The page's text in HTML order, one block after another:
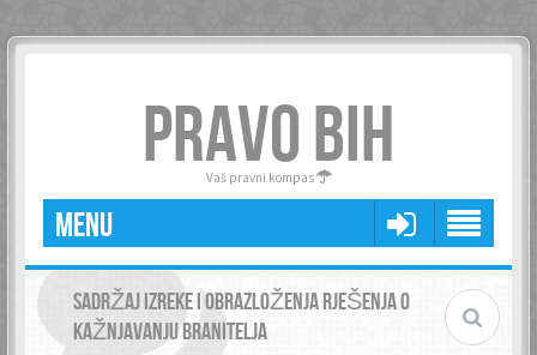
PRAVO BIH
Vaš pravni kompas
MENU
SADRŽAJ IZREKE I OBRAZLOŽENJA RJEŠENJA O
KAŽNJAVANJU BRANITELJA